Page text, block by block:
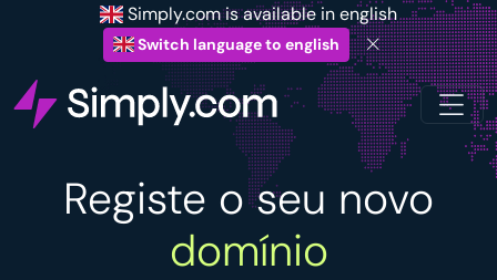
Simply.com is available in english
Switch language to english
Registe o seu novo
domínio